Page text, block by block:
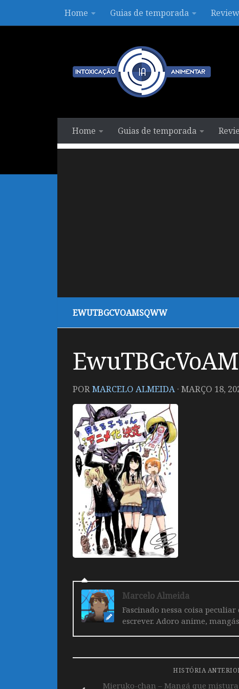
Skip to contentHome Guias de temporada
Home Guias de temporada
EWUTBGCVOAMSQWW
PORMARCELO ALMEIDA · MARÇO 18,
Marcelo Almeida
Fascinado nessa coisa
escrever. Adoro anime,
HISTÓRIA
Mieruko-chan – Mangá que